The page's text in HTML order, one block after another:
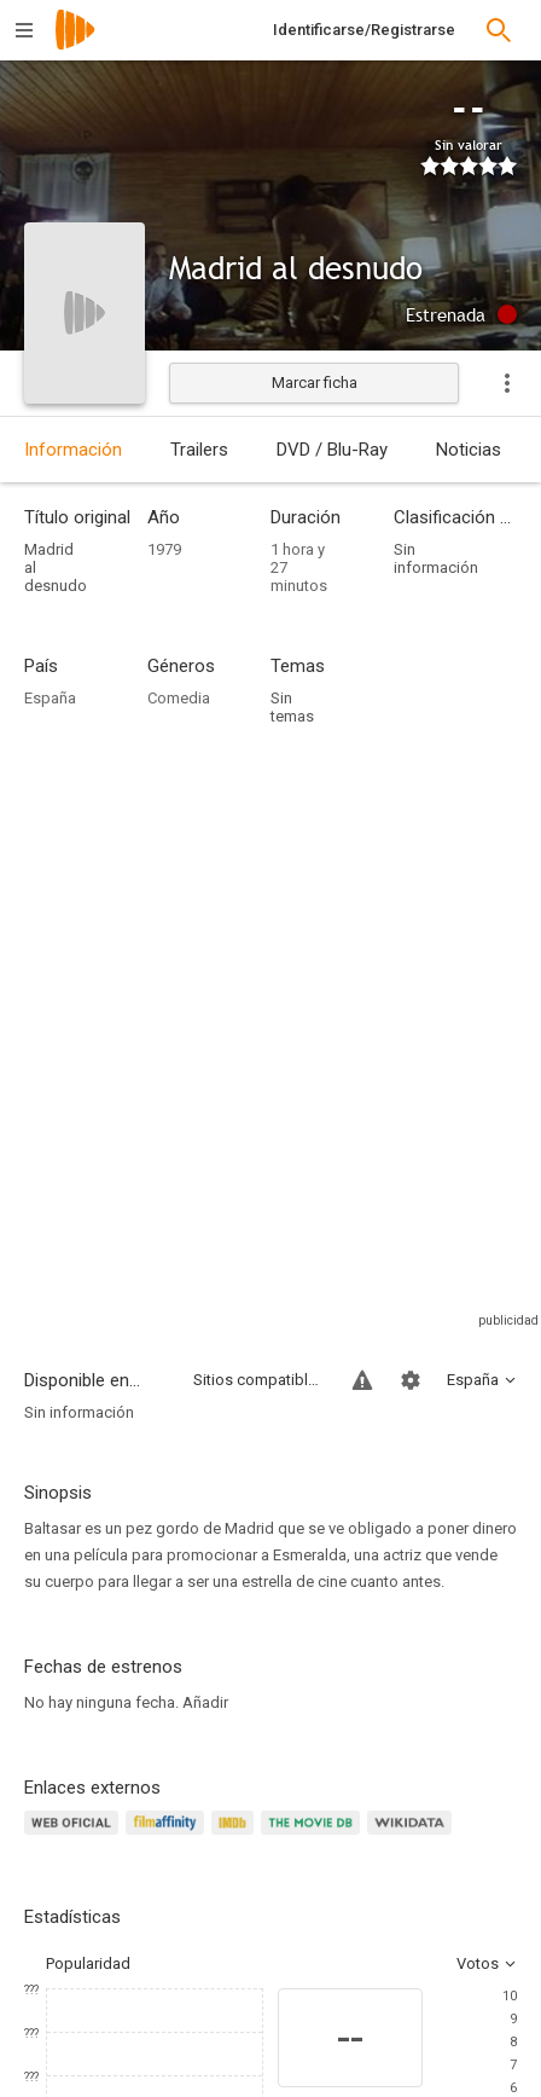
Identificarse/Registrarse
--
Sin valorar
Madrid al desnudo
Estrenada
Marcar ficha
Información Trailers DVD / Blu-Ray Noticias
Título original
Madrid
al
desnudo
Año
1979
Duración
1 hora y
27
minutos
Clasificación por edades
Sin
información
País
España
Géneros
Comedia
Temas
Sin
temas
Disponible en... España
Sitios compatibles
Sin información
Sinopsis
Baltasar es un pez gordo de Madrid que se ve obligado a poner dinero
en una película para promocionar a Esmeralda, una actriz que vende
su cuerpo para llegar a ser una estrella de cine cuanto antes.
Fechas de estrenos
No hay ninguna fecha. Añadir
Enlaces externos
Estadísticas
Popularidad Votos
???
???
???
--
10
9
8
7
6